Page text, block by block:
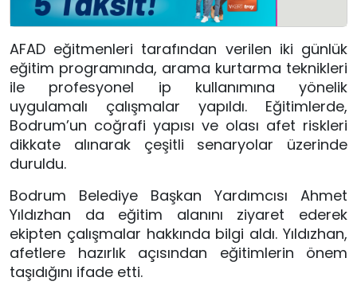
AFAD eğitmenleri tarafından verilen iki günlük
eğitim programında, arama kurtarma teknikleri
ile profesyonel ip kullanımına yönelik
uygulamalı çalışmalar yapıldı. Eğitimlerde,
Bodrum’un coğrafi yapısı ve olası afet riskleri
dikkate alınarak çeşitli senaryolar üzerinde
duruldu.
Bodrum Belediye Başkan Yardımcısı Ahmet
Yıldızhan da eğitim alanını ziyaret ederek
ekipten çalışmalar hakkında bilgi aldı. Yıldızhan,
afetlere hazırlık açısından eğitimlerin önem
taşıdığını ifade etti.